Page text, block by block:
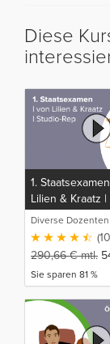
Diese
1.
Lilien & Kraatz
Rep
Diverse Dozenten
290,66€mtl.
Sie sparen 81 %